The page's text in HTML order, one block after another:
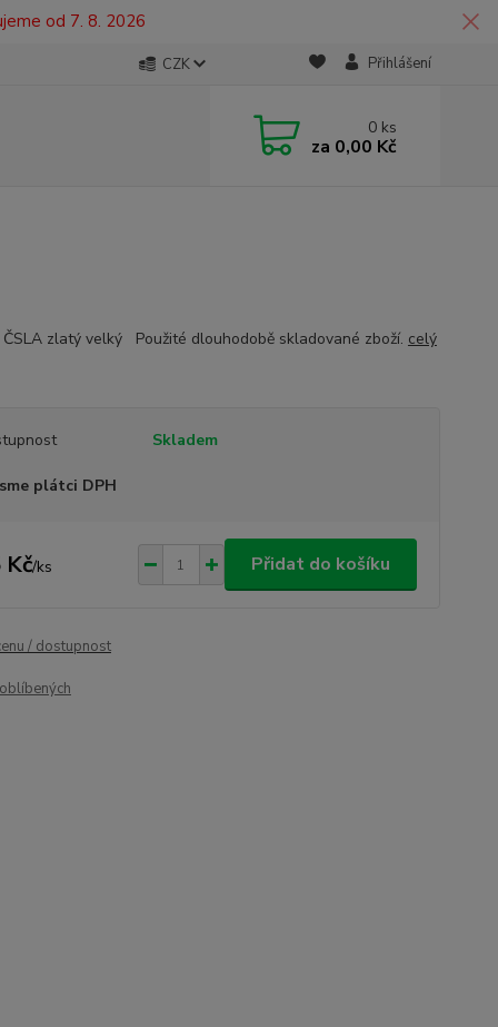
od 7. 8. 2026
CZK Přihlášení
0 ks
za 0,00 Kč
ČSLA zlatý velký Použité dlouhodobě skladované zboží. celý
Skladem
plátci DPH
Kč/ks Přidat do košíku
/ dostupnost